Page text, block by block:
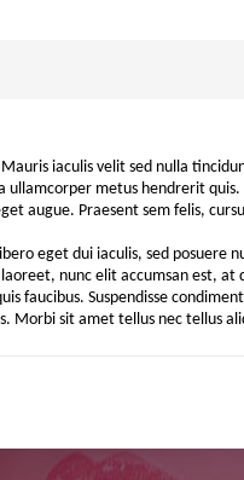
iaculis velit sed nulla
metus hendrerit
augue. Praesent sem felis,
eget dui iaculis, sed posuere
nunc elit accumsan est, at
faucibus. Suspendisse
Morbi sit amet tellus nec tellus